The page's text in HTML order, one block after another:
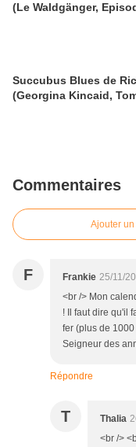
(Le Waldgänger,
Succubus Blues de
(Georgina Kincaid,
Commentaires
Ajouter
F Frankie 25/11/
<br /> Mon
! Il faut dire qu'il
fer (plus de
Seigneur des
Répondre
T Thalia
<br />